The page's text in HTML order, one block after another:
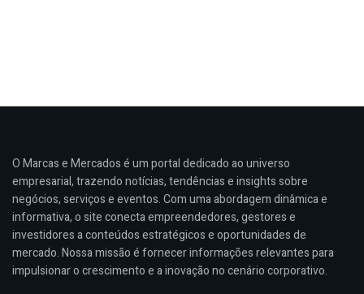
O Marcas e Mercados é um portal dedicado ao universo
empresarial, trazendo notícias, tendências e insights sobre
negócios, serviços e eventos. Com uma abordagem dinâmica e
informativa, o site conecta empreendedores, gestores e
investidores a conteúdos estratégicos e oportunidades de
mercado. Nossa missão é fornecer informações relevantes para
impulsionar o crescimento e a inovação no cenário corporativo.